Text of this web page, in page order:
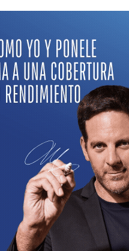
se encontraba
salida de Marco
de que desde el
la nueva
que se venía
2017.
titular, Pedro Lines,
alternativas para
y dejar atrás la
que ya tiene un
objetada por el Fondo